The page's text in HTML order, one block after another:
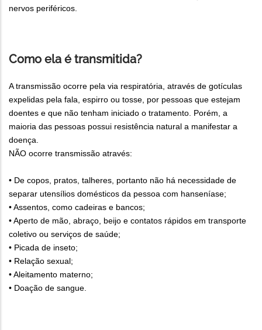
nervos periféricos.
Como ela é transmitida?
A transmissão ocorre pela via respiratória, através de gotículas
expelidas pela fala, espirro ou tosse, por pessoas que estejam
doentes e que não tenham iniciado o tratamento. Porém, a
maioria das pessoas possui resistência natural a manifestar a
doença.
NÃO ocorre transmissão através:
• De copos, pratos, talheres, portanto não há necessidade de
separar utensílios domésticos da pessoa com hanseníase;
• Assentos, como cadeiras e bancos;
• Aperto de mão, abraço, beijo e contatos rápidos em transporte
coletivo ou serviços de saúde;
• Picada de inseto;
• Relação sexual;
• Aleitamento materno;
• Doação de sangue.